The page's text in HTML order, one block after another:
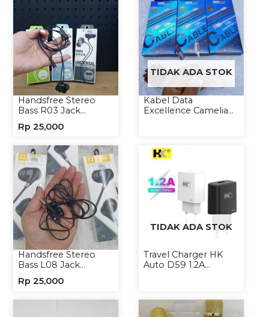
Handsfree Stereo
Bass R03 Jack
Headset Earphone
Rp 25,000
TIDAK ADA STOK
Kabel Data
Excellence Camelia
Handsfree Stereo
Bass L08 Jack
Headphone
Rp 25,000
TIDAK ADA STOK
Travel Charger HK
Auto D59 1.2A